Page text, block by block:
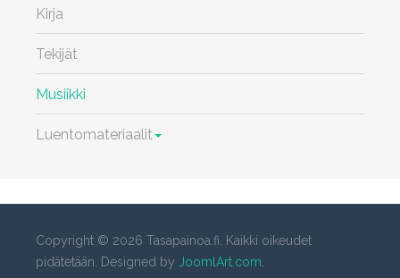
Kirja
Tekijät
Musiikki
Luentomateriaalit
Copyright © 2026 Tasapainoa.fi. Kaikki oikeudet
pidätetään. Designed by JoomlArt.com